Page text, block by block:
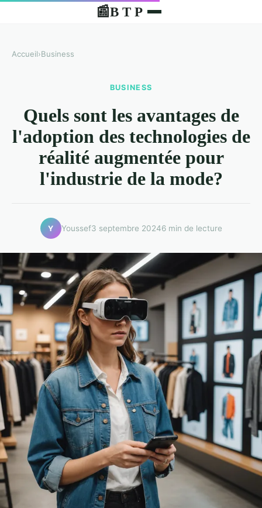
📰B T P
Accueil›Business
BUSINESS
Quels sont les avantages de
l'adoption des technologies de
réalité augmentée pour
l'industrie de la mode?
Y Youssef3 septembre 20246 min de lecture